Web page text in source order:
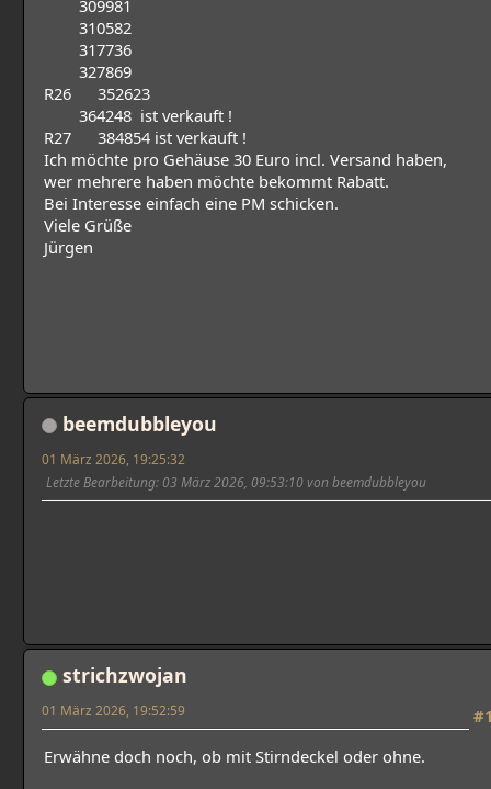
309981
310582
317736
327869
R26 352623
364248 ist verkauft !
R27 384854 ist verkauft !
Ich möchte pro Gehäuse 30 Euro incl. Versand haben,
wer mehrere haben möchte bekommt Rabatt.
Bei Interesse einfach eine PM schicken.
Viele Grüße
Jürgen
beemdubbleyou
01 März 2026, 19:25:32
Letzte Bearbeitung: 03 März 2026, 09:53:10 von beemdubbleyou
strichzwojan
01 März 2026, 19:52:59
Erwähne doch noch, ob mit Stirndeckel oder ohne.